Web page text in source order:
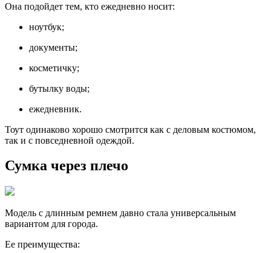
Она подойдет тем, кто ежедневно носит:
ноутбук;
документы;
косметичку;
бутылку воды;
ежедневник.
Тоут одинаково хорошо смотрится как с деловым костюмом,
так и с повседневной одеждой.
Сумка через плечо
Модель с длинным ремнем давно стала универсальным
вариантом для города.
Ее преимущества: